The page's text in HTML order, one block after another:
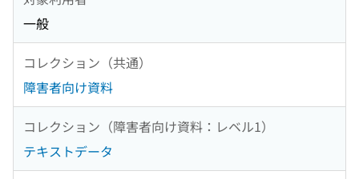
一般
コレクション（共通）
障害者向け資料
コレクション（障害者向け資料：レベル1）
テキストデータ